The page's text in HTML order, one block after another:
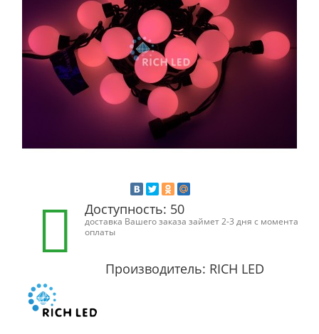
Доступность: 50
доставка Вашего заказа займет 2-3 дня с момента
оплаты
Производитель: RICH LED